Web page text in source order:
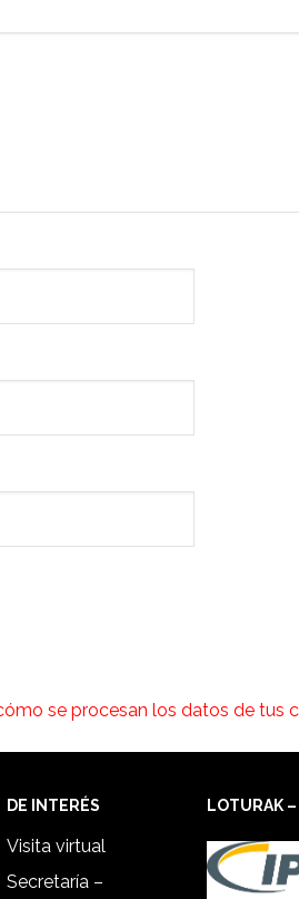
se procesan los datos de tus
DE INTERÉS
Visita virtual
Secretaría –
LOTURAK